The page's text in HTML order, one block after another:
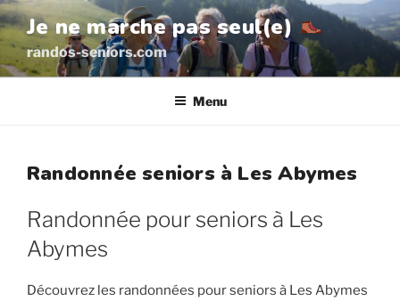
Aller
au
contenu
principal
Je ne marche pas seul(e)
randos-seniors.com
Menu
Randonnée seniors à Les Abymes
Randonnée pour seniors à Les
Abymes
Découvrez les randonnées pour seniors à Les Abymes